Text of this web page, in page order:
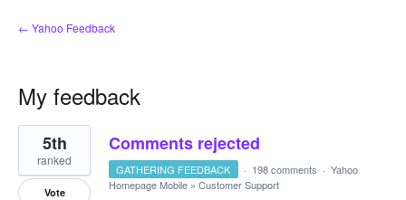
← Yahoo Feedback
My feedback
33
results
found
Comments rejected
5th
ranked
Vote
GATHERING FEEDBACK · 198 comments · Yahoo
Homepage Mobile » Customer Support